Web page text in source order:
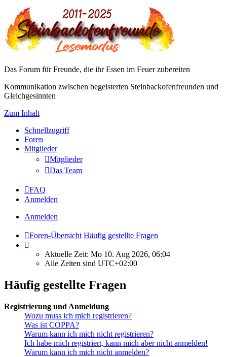
Das Forum für Freunde, die ihr Essen im Feuer zubereiten
Kommunikation zwischen begeisterten Steinbackofenfreunden und
Gleichgesinnten
Zum Inhalt
Schnellzugriff
Foren
Mitglieder
Mitglieder
Das Team
FAQ
Anmelden
Anmelden
Foren-Übersicht Häufig gestellte Fragen
Aktuelle Zeit: Mo 10. Aug 2026, 06:04
Alle Zeiten sind UTC+02:00
Häufig gestellte Fragen
Registrierung und Anmeldung
Wozu muss ich mich registrieren?
Was ist COPPA?
Warum kann ich mich nicht registrieren?
Ich habe mich registriert, kann mich aber nicht anmelden!
Warum kann ich mich nicht anmelden?